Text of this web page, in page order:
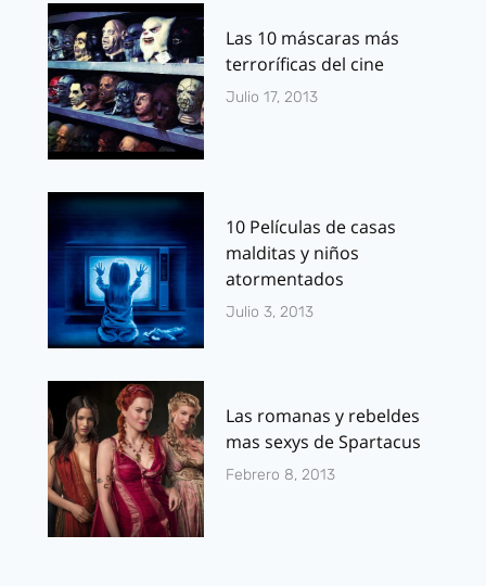
Las 10 máscaras más
terroríficas del cine
Julio 17, 2013
10 Películas de casas
malditas y niños
atormentados
Julio 3, 2013
Las romanas y rebeldes
mas sexys de Spartacus
Febrero 8, 2013